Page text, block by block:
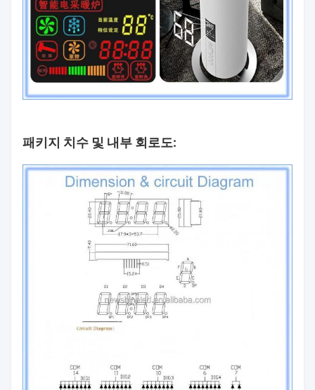
패키지 치수 및 내부 회로도: